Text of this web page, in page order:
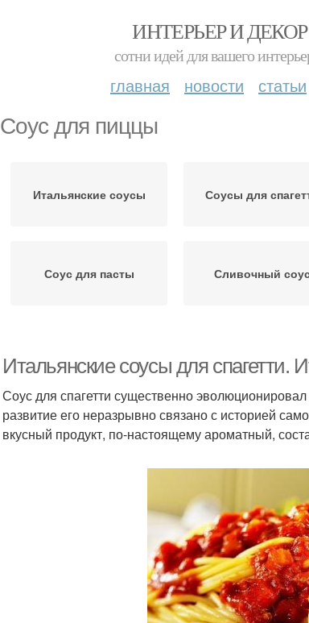
ИНТЕРЬЕР И ДЕКОР
сотни идей для вашего
главная новости статьи
Соус для пиццы
Итальянские соусы Соусы для
Соус для пасты Сливочный
Итальянские соусы для спагетти.
Соус для спагетти существенно
развитие его неразрывно связано с историей
вкусный продукт, по-настоящему ароматный,